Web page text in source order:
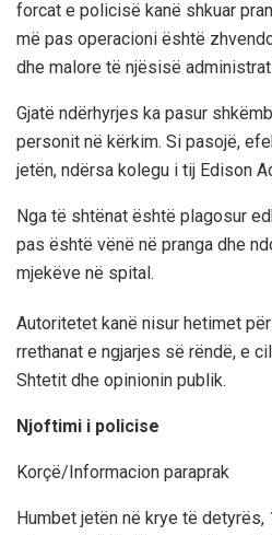
forcat e policisë kanë shkuar
më pas operacioni është
dhe malore të njësisë
Gjatë ndërhyrjes ka pasur
personit në kërkim. Si pasojë,
jetën, ndërsa kolegu i tij Edison
Nga të shtënat është plagosur
pas është vënë në pranga dhe
mjekëve në spital.
Autoritetet kanë nisur hetimet
rrethanat e ngjarjes së rëndë, e
Shtetit dhe opinionin publik.
Njoftimi i policise
Korçë/Informacion paraprak
Humbet jetën në krye të